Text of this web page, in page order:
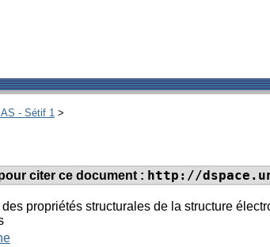
- Sétif 1 >
citer ce document : http://
propriétés structurales de la structure